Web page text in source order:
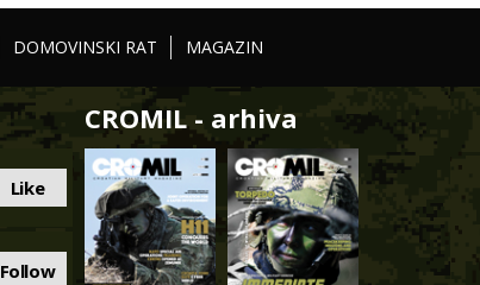
DOMOVINSKI RAT MAGAZIN
Like
Follow
CROMIL - arhiva